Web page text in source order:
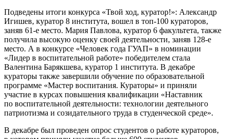
Подведены итоги конкурса «Твой ход, куратор!»: Александр
Игишев, куратор 8 института, вошел в топ-100 кураторов,
заняв 61-е место. Мария Павлова, куратор 6 факультета, также
получила высокую оценку своей деятельности, заняв 128-е
место. А в конкурсе «Человек года ГУАП» в номинации
«Лидер в воспитательной работе» победителем стала
Валентина Барякшева, куратор 1 института. В декабре
кураторы также завершили обучение по образовательной
программе «Мастер воспитания. Кураторы» и приняли
участие в курсах повышения квалификации «Наставник
по воспитательной деятельности: технологии деятельного
патриотизма и созидательного труда в студенческой среде».
В декабре был проведен опрос студентов о работе кураторов,